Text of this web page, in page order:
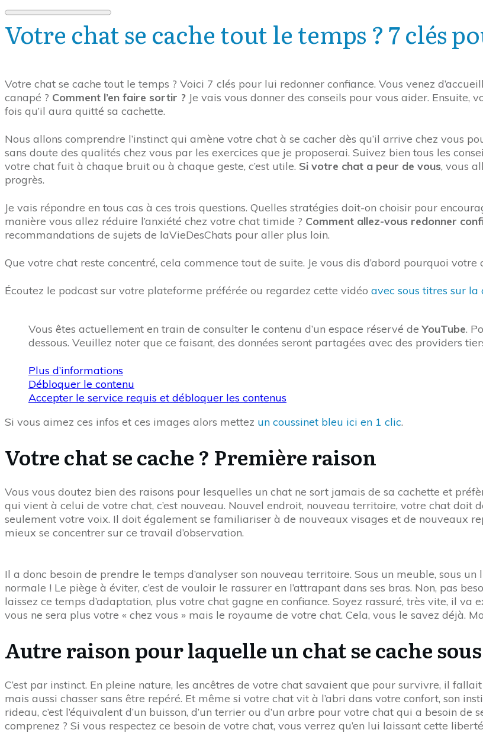
Votre chat se cache tout le temps ? 7 clés
Votre chat se cache tout le temps ? Voici 7 clés pour lui redonner confiance. Vous venez
canapé ? Comment l’en faire sortir ? Je vais vous donner des conseils pour vous aider.
fois qu’il aura quitté sa cachette.
Nous allons comprendre l’instinct qui amène votre chat à se cacher dès qu’il arrive chez vous
sans doute des qualités chez vous par les exercices que je proposerai. Suivez bien tous les
votre chat fuit à chaque bruit ou à chaque geste, c’est utile. Si votre chat a peur de vous, vous
progrès.
Je vais répondre en tous cas à ces trois questions. Quelles stratégies doit-on choisir pour
manière vous allez réduire l’anxiété chez votre chat timide ? Comment allez-vous redonner
recommandations de sujets de laVieDesChats pour aller plus loin.
Que votre chat reste concentré, cela commence tout de suite. Je vous dis d’abord pourquoi
Écoutez le podcast sur votre plateforme préférée ou regardez cette vidéo avec sous titres sur
Vous êtes actuellement en train de consulter le contenu d’un espace réservé deYouTube.
dessous. Veuillez noter que ce faisant, des données seront partagées avec des providers
Plus d’informations
Débloquer le contenu
Accepter le service requis et débloquer les contenus
Si vous aimez ces infos et ces images alors mettez un coussinet bleu ici en 1 clic.
Votre chat se cache ? Première raison
Vous vous doutez bien des raisons pour lesquelles un chat ne sort jamais de sa cachette et
qui vient à celui de votre chat, c’est nouveau. Nouvel endroit, nouveau territoire, votre chat doit
seulement votre voix. Il doit également se familiariser à de nouveaux visages et de nouveaux
mieux se concentrer sur ce travail d’observation.
Il a donc besoin de prendre le temps d’analyser son nouveau territoire. Sous un meuble, sous
normale ! Le piège à éviter, c’est de vouloir le rassurer en l’attrapant dans ses bras. Non, pas
laissez ce temps d’adaptation, plus votre chat gagne en confiance. Soyez rassuré, très vite, il
vous ne sera plus votre « chez vous » mais le royaume de votre chat. Cela, vous le savez déjà.
Autre raison pour laquelle un chat se cache
C’est par instinct. En pleine nature, les ancêtres de votre chat savaient que pour survivre, il
mais aussi chasser sans être repéré. Et même si votre chat vit à l’abri dans votre confort, son
rideau, c’est l’équivalent d’un buisson, d’un terrier ou d’un arbre pour votre chat qui a besoin de
comprenez ? Si vous respectez ce besoin de votre chat, vous verrez qu’en lui laissant cette